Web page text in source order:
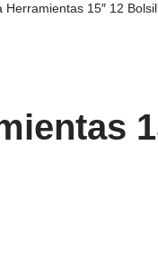
Herramientas 15″ 12